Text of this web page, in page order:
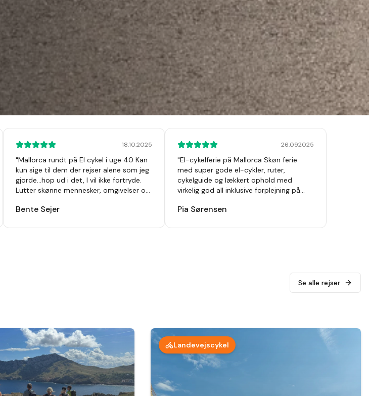
18.10.2025
"Mallorca rundt på El cykel i uge 40 Kan
kun sige til dem der rejser alene som jeg
gjorde...hop ud i det, I vil ikke fortryde.
Lutter skønne mennesker, omgivelser og
Bente Sejer
26.092025
"El-cykelferie på Mallorca Skøn ferie
med super gode el-cykler, ruter,
cykelguide og lækkert ophold med
virkelig god all inklusive forplejning på
Kan varmt anbefales.
Pia Sørensen
Se alle rejser
Landevejscykel